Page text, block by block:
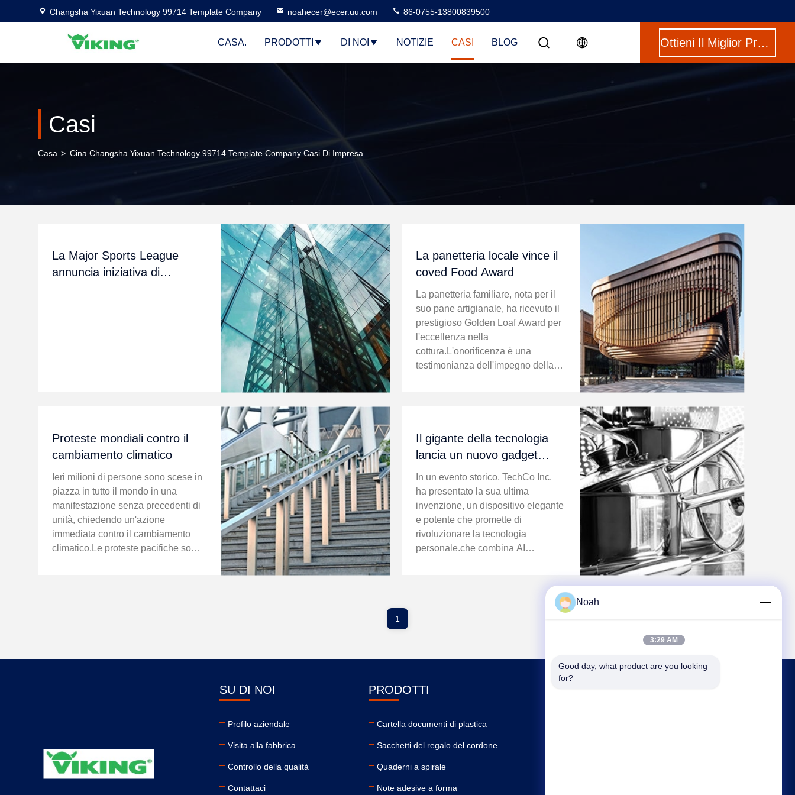
Changsha Yixuan Technology 99714 Template Company noahecer@ecer.uu.com 86-0755-13800839500
CASA. PRODOTTI DI NOI NOTIZIE CASI BLOG Ottieni Il Miglior Prezzo
Casi
Casa. > Cina Changsha Yixuan Technology 99714 Template Company Casi Di Impresa
La Major Sports League
annuncia iniziativa di
La panetteria locale vince il
coved Food Award
La panetteria familiare, nota per il
suo pane artigianale, ha ricevuto il
prestigioso Golden Loaf Award per
l'eccellenza nella
cottura.L'onorificenza è una
testimonianza dell'impegno della
Proteste mondiali contro il
cambiamento climatico
Ieri milioni di persone sono scese in
piazza in tutto il mondo in una
manifestazione senza precedenti di
unità, chiedendo un'azione
immediata contro il cambiamento
climatico.Le proteste pacifiche sono
Il gigante della tecnologia
lancia un nuovo gadget
rivoluzionario
In un evento storico, TechCo Inc.
ha presentato la sua ultima
invenzione, un dispositivo elegante
e potente che promette di
rivoluzionare la tecnologia
personale.che combina AI
1
SU DI NOI
Profilo aziendale
Visita alla fabbrica
Controllo della qualità
Contattaci
PRODOTTI
Cartella documenti di plastica
Sacchetti del regalo del cordone
Quaderni a spirale
Note adesive a forma
Noah
3:29 AM
Good day, what product are you looking
for?